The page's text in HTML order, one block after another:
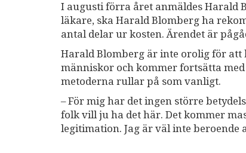
I augusti förra året anmäldes Harald
läkare, ska Harald Blomberg ha
antal delar ur kosten. Ärendet är
Harald Blomberg är inte orolig för
människor och kommer fortsätta
metoderna rullar på som vanligt.
– För mig har det ingen större
folk vill ju ha det här. Det kommer
legitimation. Jag är väl inte beroende